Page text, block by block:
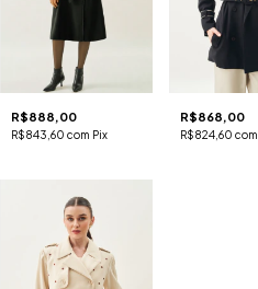
R$888,00
R$843,60 com Pix
R$868,00
R$824,60com